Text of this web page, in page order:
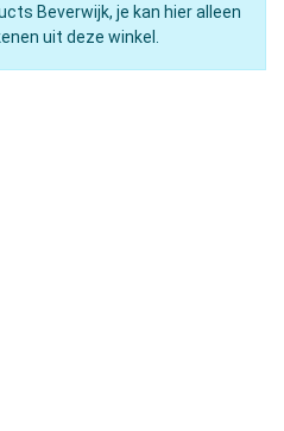
Beverwijk, je kan hier alleen
uit deze winkel.